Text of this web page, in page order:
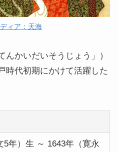
ィア：天海
かいだいそうじょう」）
時代初期にかけて活躍した
5年）生 ～ 1643年（寛永